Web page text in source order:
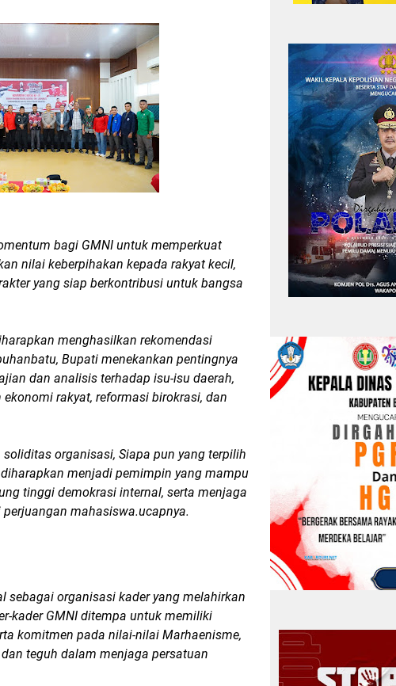
bagi GMNI untuk memperkuat
nilai keberpihakan kepada rakyat kecil,
yang siap berkontribusi untuk bangsa
menghasilkan rekomendasi
Bupati menekankan pentingnya
dan analisis terhadap isu-isu daerah,
rakyat, reformasi birokrasi, dan
organisasi, Siapa pun yang terpilih
menjadi pemimpin yang mampu
tinggi demokrasi internal, serta menjaga
mahasiswa.ucapnya.
sebagai organisasi kader yang melahirkan
kader GMNI ditempa untuk memiliki
komitmen pada nilai-nilai Marhaenisme,
teguh dalam menjaga persatuan